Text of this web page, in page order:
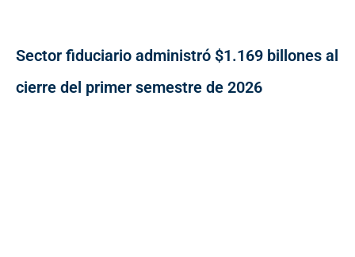
Sector fiduciario administró $1.169 billones al
cierre del primer semestre de 2026